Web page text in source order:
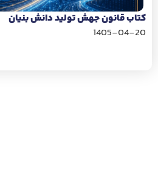
کتاب قانون جهش تولید دانش بنیان
1405-04-20